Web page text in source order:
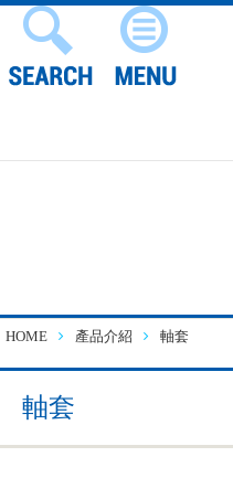
HOME 產品介紹 軸套
軸套